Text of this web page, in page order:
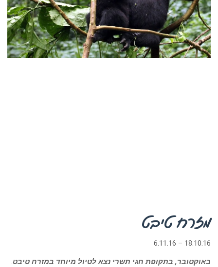
מזרח טיבט
18.10.16 – 6.11.16
באוקטובר, בתקופת חגי תשרי נצא לטיול מיוחד במזרח טיבט.